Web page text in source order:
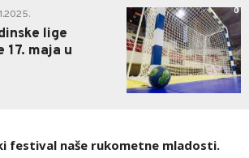
lige
17. maja u
0
festival naše rukometne mladosti.